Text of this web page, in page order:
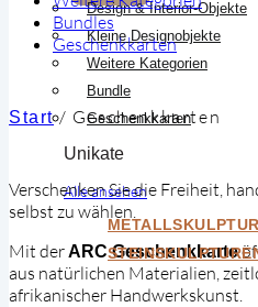
Design & Interior-Objekte
Kleine Designobjekte
Weitere Kategorien
Bundle
Geschenkkarten
Unikate
Alle ansehen
Bundles
Geschenkkarten
Start / Geschenkkarten
Verschenken Sie die Freiheit,
selbst zu wählen.
Mit derARC Geschenkkarte
aus natürlichen Materialien,
afrikanischer Handwerkskunst.